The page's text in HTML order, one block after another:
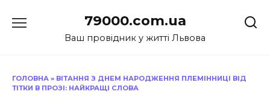
до
79000.com.ua
Ваш провідник у житті Львова
ГОЛОВНА » ВІТАННЯ З ДНЕМ НАРОДЖЕННЯ ПЛЕМІННИЦІ ВІД
ТІТКИ В ПРОЗІ: НАЙКРАЩІ СЛОВА